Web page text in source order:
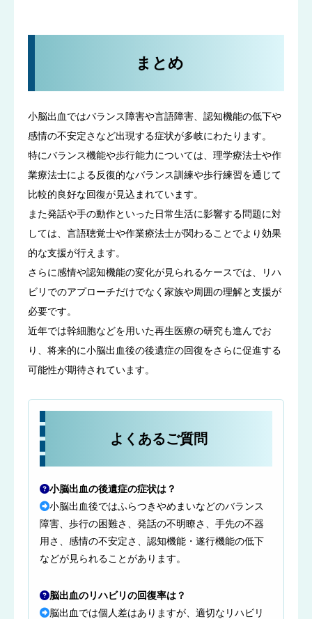
まとめ
小脳出血ではバランス障害や言語障害、認知機能の低下や
感情の不安定さなど出現する症状が多岐にわたります。
特にバランス機能や歩行能力については、理学療法士や作
業療法士による反復的なバランス訓練や歩行練習を通じて
比較的良好な回復が見込まれています。
また発話や手の動作といった日常生活に影響する問題に対
しては、言語聴覚士や作業療法士が関わることでより効果
的な支援が行えます。
さらに感情や認知機能の変化が見られるケースでは、リハ
ビリでのアプローチだけでなく家族や周囲の理解と支援が
必要です。
近年では幹細胞などを用いた再生医療の研究も進んでお
り、将来的に小脳出血後の後遺症の回復をさらに促進する
可能性が期待されています。
よくあるご質問
小脳出血の後遺症の症状は？
小脳出血後ではふらつきやめまいなどのバランス
障害、歩行の困難さ、発話の不明瞭さ、手先の不器
用さ、感情の不安定さ、認知機能・遂行機能の低下
などが見られることがあります。
脳出血のリハビリの回復率は？
脳出血では個人差はありますが、適切なリハビリ